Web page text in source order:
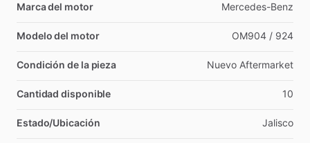
Marca del motor Mercedes-Benz
Modelo del motor OM904 ​/​ 924
Condición de la pieza Nuevo Aftermarket
Cantidad disponible 10
Estado/Ubicación Jalisco